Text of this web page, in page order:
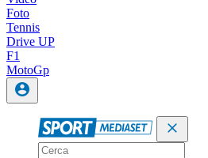
Foto
Tennis
Drive UP
F1
MotoGp